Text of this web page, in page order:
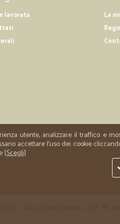
una marmellata praticamente…
marmellata praticamente introvabile!!!
e gestito da ITALIANI, molto bravi
lavorata
La
utente, analizzare il traffico e
accettare l'uso dei cookie
[Scegli]